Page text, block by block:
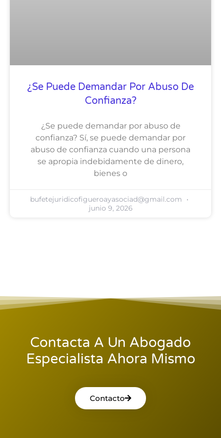
¿Se Puede Demandar Por Abuso De
Confianza?
¿Se puede demandar por abuso de
confianza? Sí, se puede demandar por
abuso de confianza cuando una persona
se apropia indebidamente de dinero,
bienes o
bufetejuridicofigueroayasociad@gmail.com
junio 9, 2026
Contacta A Un Abogado
Especialista Ahora Mismo
Contacto